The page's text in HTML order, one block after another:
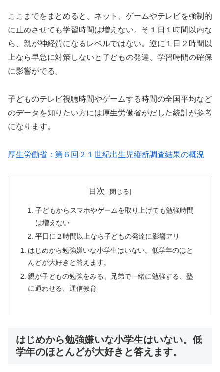
ここまでをまとめると、ネット、ゲームやテレビを強制的
に止めさせても学習時間は増えない。そ１日１時間以内な
ら、親が神経質になるレベルではない。逆に１日２時間以
上なら早急に対策しないと子どもの発達、学習時間の確保
に影響がでる。
子どものテレビ視聴時間やゲームする時間の全国平均など
のデータを知りたい方には厚生労働省がだした統計が参考
になります。
厚生労働省：第６回２１世紀出生児縦断調査結果の概況
目次
子どもからスマホやゲームを取り上げても勉強時間
は増えない
平日に２時間以上なら子どもの発達に影響アリ
はじめから勉強嫌いな小学生はいない。低学年のほと
んどが大好きと答えます。
親が子どもの勉強をみる、兄弟で一緒に勉強する、塾
に通わせる、通信教育
はじめから勉強嫌いな小学生はいない。低
学年のほとんどが大好きと答えます。